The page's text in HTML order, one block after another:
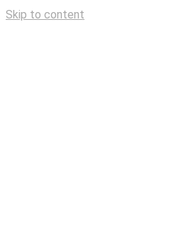
Skip to content